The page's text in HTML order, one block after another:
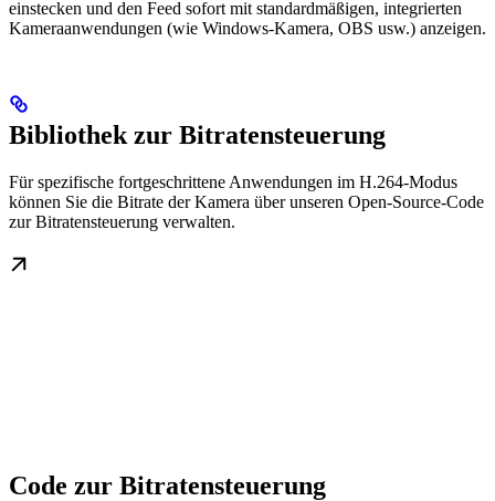
einstecken und den Feed sofort mit standardmäßigen, integrierten
Kameraanwendungen (wie Windows-Kamera, OBS usw.) anzeigen.
Bibliothek zur Bitratensteuerung
Für spezifische fortgeschrittene Anwendungen im H.264-Modus
können Sie die Bitrate der Kamera über unseren Open-Source-Code
zur Bitratensteuerung verwalten.
Code zur Bitratensteuerung